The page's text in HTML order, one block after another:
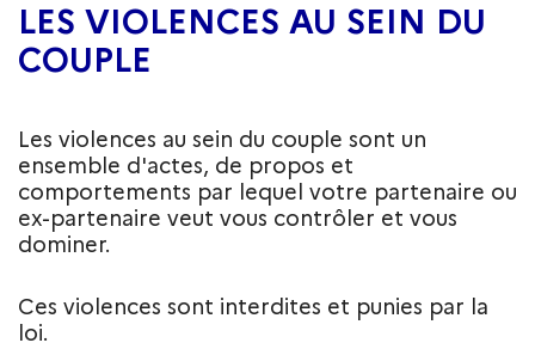
LES VIOLENCES AU SEIN DU
COUPLE
Les violences au sein du couple sont un
ensemble d'actes, de propos et
comportements par lequel votre partenaire ou
ex-partenaire veut vous contrôler et vous
dominer.
Ces violences sont interdites et punies par la
loi.